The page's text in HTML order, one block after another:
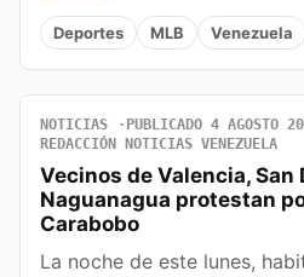
Deportes MLB Venezuela
NOTICIAS PUBLICADO 4 AGOSTO
REDACCIÓN NOTICIAS VENEZUELA
Vecinos de Valencia, San
Naguanagua protestan
Carabobo
La noche de este lunes,